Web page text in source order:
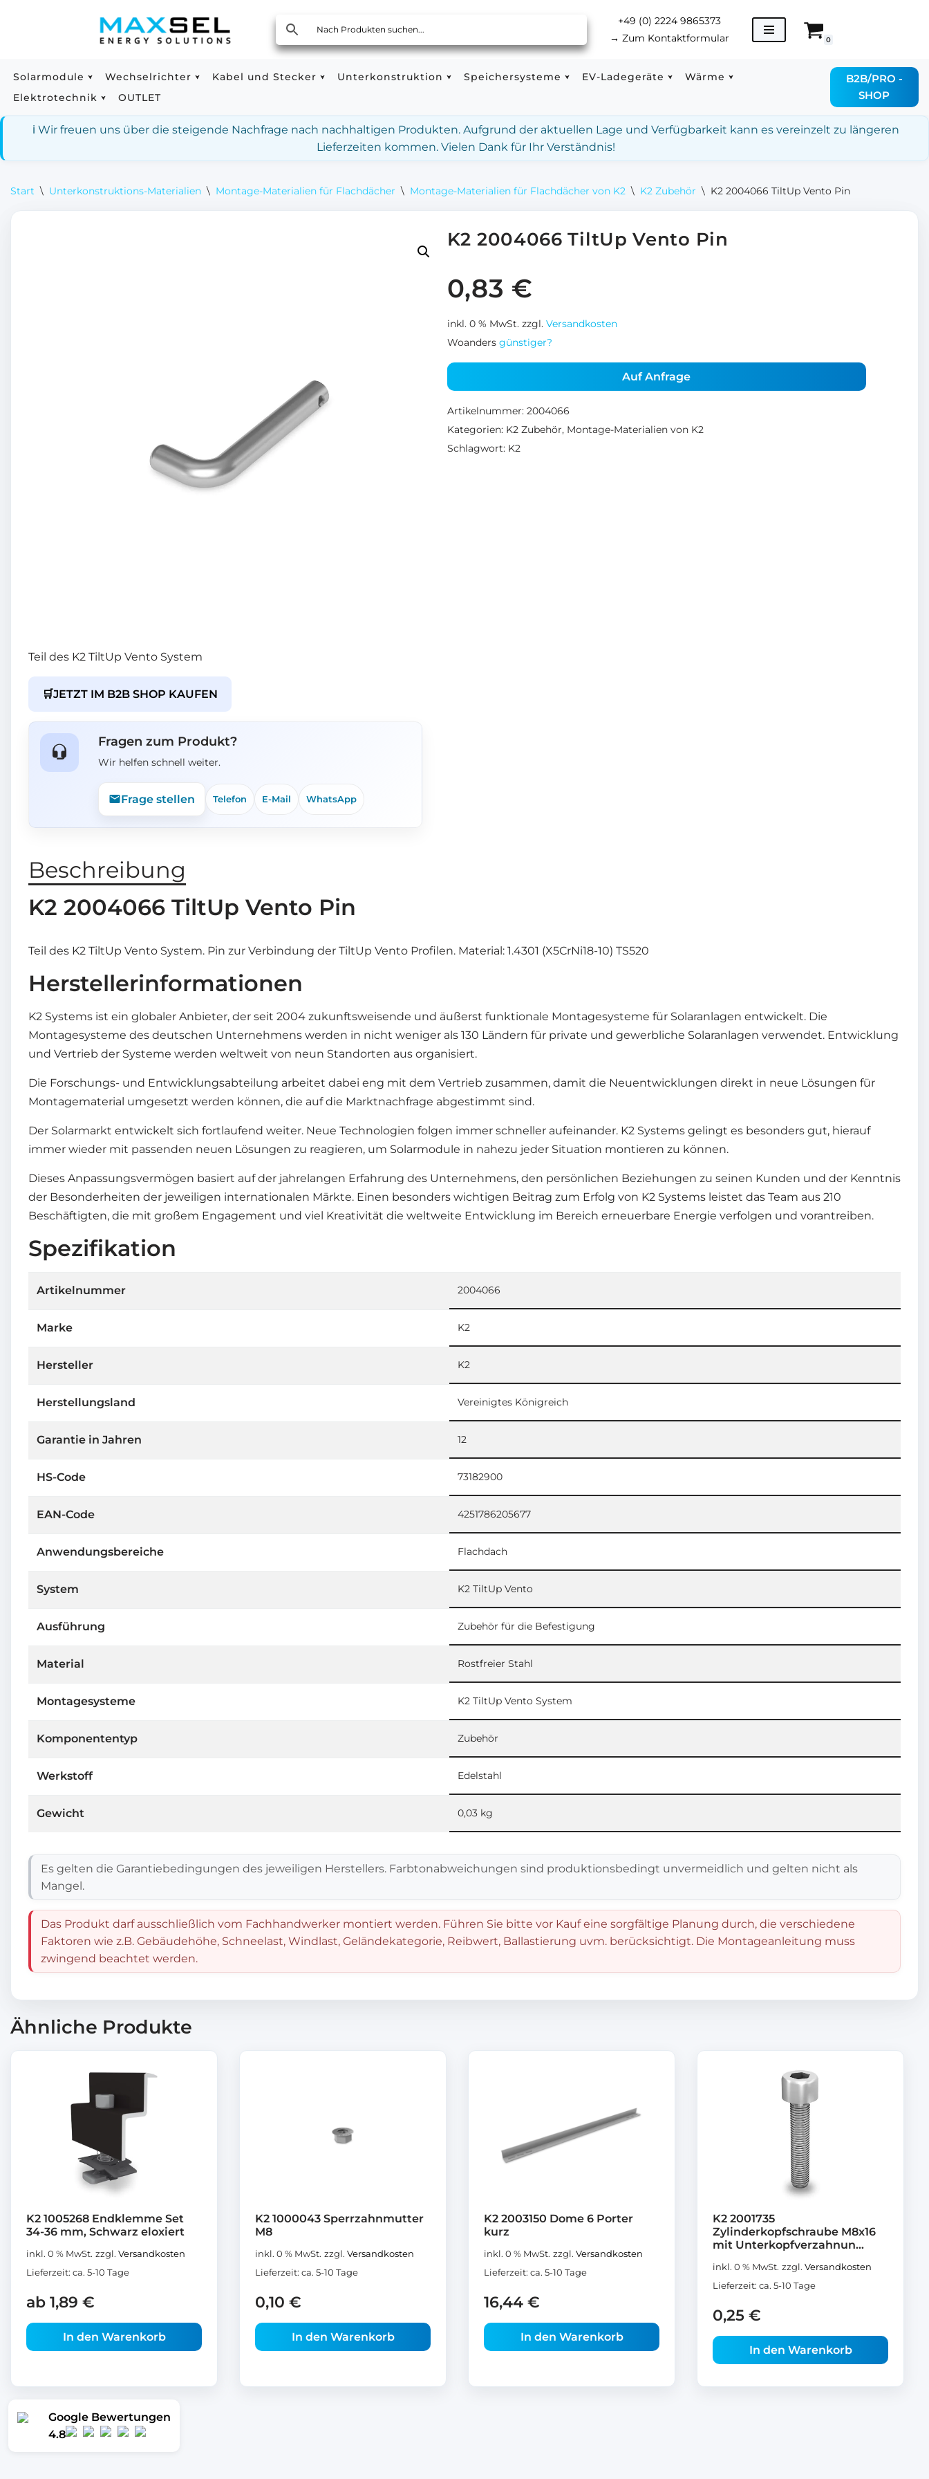
springen
Google Bewertungen
4.8
+49 (0) 2224 9865373
→ Zum Kontaktformular 0
Solarmodule Wechselrichter Kabel und Stecker Unterkonstruktion Speichersysteme EV-Ladegeräte
Wärme
Elektrotechnik
OUTLET
B2B/PRO -
SHOP
ℹ️ Wir freuen uns über die steigende Nachfrage nach nachhaltigen Produkten. Aufgrund der aktuellen Lage und Verfügbarkeit kann es vereinzelt zu längeren
Lieferzeiten kommen. Vielen Dank für Ihr Verständnis!
Start \ Unterkonstruktions-Materialien \ Montage-Materialien für Flachdächer \ Montage-Materialien für Flachdächer von K2 \ K2 Zubehör \ K2 2004066 TiltUp Vento Pin
Teil des K2 TiltUp Vento System
🛒JETZT IM B2B SHOP KAUFEN
Fragen zum Produkt?
Wir helfen schnell weiter.
Frage stellen Telefon E-Mail WhatsApp
K2 2004066 TiltUp Vento Pin
0,83 €
inkl. 0 % MwSt. zzgl. Versandkosten
Woanders günstiger?
Auf Anfrage
Artikelnummer: 2004066
Kategorien: K2 Zubehör, Montage-Materialien von K2
Schlagwort: K2
Beschreibung
K2 2004066 TiltUp Vento Pin
Teil des K2 TiltUp Vento System. Pin zur Verbindung der TiltUp Vento Profilen. Material: 1.4301 (X5CrNi18-10) TS520
Herstellerinformationen
K2 Systems ist ein globaler Anbieter, der seit 2004 zukunftsweisende und äußerst funktionale Montagesysteme für Solaranlagen entwickelt. Die
Montagesysteme des deutschen Unternehmens werden in nicht weniger als 130 Ländern für private und gewerbliche Solaranlagen verwendet. Entwicklung
und Vertrieb der Systeme werden weltweit von neun Standorten aus organisiert.
Die Forschungs- und Entwicklungsabteilung arbeitet dabei eng mit dem Vertrieb zusammen, damit die Neuentwicklungen direkt in neue Lösungen für
Montagematerial umgesetzt werden können, die auf die Marktnachfrage abgestimmt sind.
Der Solarmarkt entwickelt sich fortlaufend weiter. Neue Technologien folgen immer schneller aufeinander. K2 Systems gelingt es besonders gut, hierauf
immer wieder mit passenden neuen Lösungen zu reagieren, um Solarmodule in nahezu jeder Situation montieren zu können.
Dieses Anpassungsvermögen basiert auf der jahrelangen Erfahrung des Unternehmens, den persönlichen Beziehungen zu seinen Kunden und der Kenntnis
der Besonderheiten der jeweiligen internationalen Märkte. Einen besonders wichtigen Beitrag zum Erfolg von K2 Systems leistet das Team aus 210
Beschäftigten, die mit großem Engagement und viel Kreativität die weltweite Entwicklung im Bereich erneuerbare Energie verfolgen und vorantreiben.
Spezifikation
Artikelnummer 2004066
Marke K2
Hersteller K2
Herstellungsland Vereinigtes Königreich
Garantie in Jahren 12
HS-Code 73182900
EAN-Code 4251786205677
Anwendungsbereiche Flachdach
System K2 TiltUp Vento
Ausführung Zubehör für die Befestigung
Material Rostfreier Stahl
Montagesysteme K2 TiltUp Vento System
Komponententyp Zubehör
Werkstoff Edelstahl
Gewicht 0,03 kg
Es gelten die Garantiebedingungen des jeweiligen Herstellers. Farbtonabweichungen sind produktionsbedingt unvermeidlich und gelten nicht als
Mangel.
Das Produkt darf ausschließlich vom Fachhandwerker montiert werden. Führen Sie bitte vor Kauf eine sorgfältige Planung durch, die verschiedene
Faktoren wie z.B. Gebäudehöhe, Schneelast, Windlast, Geländekategorie, Reibwert, Ballastierung uvm. berücksichtigt. Die Montageanleitung muss
zwingend beachtet werden.
Ähnliche Produkte
K2 1005268 Endklemme Set
34-36 mm, Schwarz eloxiert
inkl. 0 % MwSt. zzgl. Versandkosten
Lieferzeit: ca. 5-10 Tage
ab 1,89 €
In den Warenkorb
K2 1000043 Sperrzahnmutter
M8
inkl. 0 % MwSt. zzgl. Versandkosten
Lieferzeit: ca. 5-10 Tage
0,10 €
In den Warenkorb
K2 2003150 Dome 6 Porter
kurz
inkl. 0 % MwSt. zzgl. Versandkosten
Lieferzeit: ca. 5-10 Tage
16,44 €
In den Warenkorb
K2 2001735
Zylinderkopfschraube M8x16
mit Unterkopfverzahnun...
inkl. 0 % MwSt. zzgl. Versandkosten
Lieferzeit: ca. 5-10 Tage
0,25 €
In den Warenkorb